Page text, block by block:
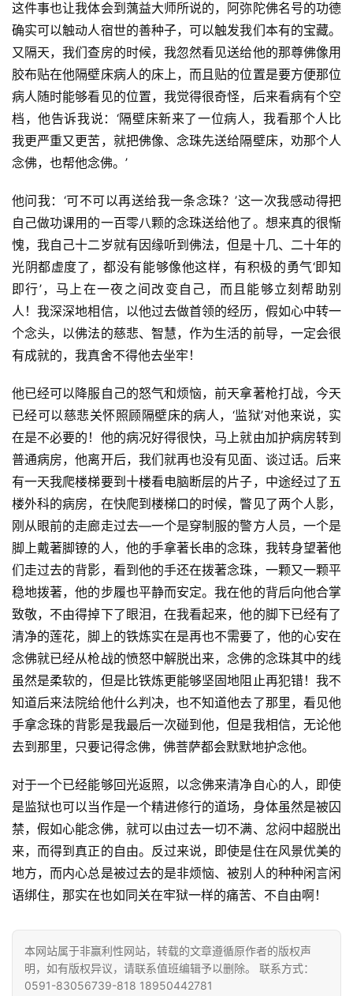
这件事也让我体会到蕅益大师所说的，阿弥陀佛名号的功德
确实可以触动人宿世的善种子，可以触发我们本有的宝藏。
又隔天，我们查房的时候，我忽然看见送给他的那尊佛像用
胶布贴在他隔壁床病人的床上，而且贴的位置是要方便那位
病人随时能够看见的位置，我觉得很奇怪，后来看病有个空
档，他告诉我说：‘隔壁床新来了一位病人，我看那个人比
我更严重又更苦，就把佛像、念珠先送给隔壁床，劝那个人
念佛，也帮他念佛。’
他问我：‘可不可以再送给我一条念珠？’这一次我感动得把
自己做功课用的一百零八颗的念珠送给他了。想来真的很惭
愧，我自己十二岁就有因缘听到佛法，但是十几、二十年的
光阴都虚度了，都没有能够像他这样，有积极的勇气‘即知
即行’，马上在一夜之间改变自己，而且能够立刻帮助别
人！我深深地相信，以他过去做首领的经历，假如心中转一
个念头，以佛法的慈悲、智慧，作为生活的前导，一定会很
有成就的，我真舍不得他去坐牢！
他已经可以降服自己的怒气和烦恼，前天拿著枪打战，今天
已经可以慈悲关怀照顾隔壁床的病人，‘监狱’对他来说，实
在是不必要的！他的病况好得很快，马上就由加护病房转到
普通病房，他离开后，我们就再也没有见面、谈过话。后来
有一天我爬楼梯要到十楼看电脑断层的片子，中途经过了五
楼外科的病房，在快爬到楼梯口的时候，瞥见了两个人影，
刚从眼前的走廊走过去—一个是穿制服的警方人员，一个是
脚上戴著脚镣的人，他的手拿著长串的念珠，我转身望著他
们走过去的背影，看到他的手还在拨著念珠，一颗又一颗平
稳地拨著，他的步履也平静而安定。我在他的背后向他合掌
致敬，不由得掉下了眼泪，在我看起来，他的脚下已经有了
清净的莲花，脚上的铁炼实在是再也不需要了，他的心安在
念佛就已经从枪战的愤怒中解脱出来，念佛的念珠其中的线
虽然是柔软的，但是比铁炼更能够坚固地阻止再犯错！我不
知道后来法院给他什么判决，也不知道他去了那里，看见他
手拿念珠的背影是我最后一次碰到他，但是我相信，无论他
去到那里，只要记得念佛，佛菩萨都会默默地护念他。
对于一个已经能够回光返照，以念佛来清净自心的人，即使
是监狱也可以当作是一个精进修行的道场，身体虽然是被囚
禁，假如心能念佛，就可以由过去一切不满、忿闷中超脱出
来，而得到真正的自由。反过来说，即使是住在风景优美的
地方，而内心总是被过去的是非烦恼、被别人的种种闲言闲
语绑住，那实在也如同关在牢狱一样的痛苦、不自由啊！
本网站属于非赢利性网站，转载的文章遵循原作者的版权声
明，如有版权异议，请联系值班编辑予以删除。 联系方式：
0591-83056739-818 18950442781